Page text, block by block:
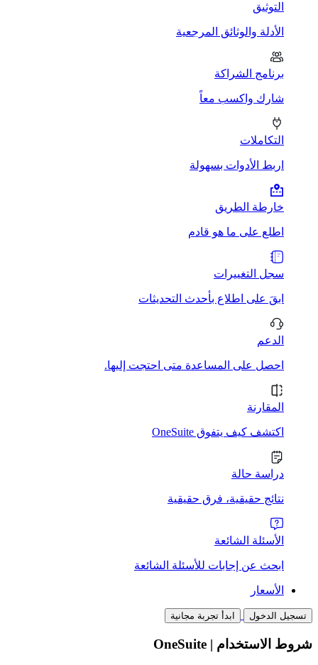
التوثيق
الأدلة والوثائق المرجعية
برنامج الشراكة
شارك واكسب معاً
التكاملات
اربط الأدوات بسهولة
خارطة الطريق
اطلع على ما هو قادم
سجل التغييرات
ابقَ على اطلاع بأحدث التحديثات
الدعم
احصل على المساعدة متى احتجت إليها.
المقارنة
اكتشف كيف يتفوق OneSuite
دراسة حالة
نتائج حقيقية، فرق حقيقية
الأسئلة الشائعة
ابحث عن إجابات للأسئلة الشائعة
الأسعار
تسجيل الدخول ابدأ تجربة مجانية
شروط الاستخدام | OneSuite